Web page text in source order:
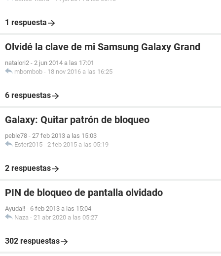
1 respuesta
Olvidé la clave de mi Samsung Galaxy Grand
natalori2 - 2 jun 2014 a las 17:01
mbombob - 18 nov 2016 a las 16:25
6 respuestas
Galaxy: Quitar patrón de bloqueo
peble78 - 27 feb 2013 a las 15:03
Ester2015 - 2 feb 2015 a las 05:19
2 respuestas
PIN de bloqueo de pantalla olvidado
Ayuda!! - 6 feb 2013 a las 15:04
Naza - 21 abr 2020 a las 05:27
302 respuestas